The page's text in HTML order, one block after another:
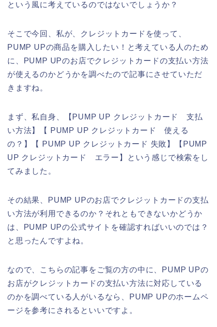
という風に考えているのではないでしょうか？
そこで今回、私が、クレジットカードを使って、
PUMP UPの商品を購入したい！と考えている人のため
に、PUMP UPのお店でクレジットカードの支払い方法
が使えるのかどうかを調べたので記事にさせていただ
きますね。
まず、私自身、【PUMP UP クレジットカード 支払
い方法】【 PUMP UP クレジットカード 使える
の？】【 PUMP UP クレジットカード 失敗】【PUMP
UP クレジットカード エラー】という感じで検索をし
てみました。
その結果、PUMP UPのお店でクレジットカードの支払
い方法が利用できるのか？それともできないかどうか
は、PUMP UPの公式サイトを確認すればいいのでは？
と思ったんですよね。
なので、こちらの記事をご覧の方の中に、PUMP UPの
お店がクレジットカードの支払い方法に対応している
のかを調べている人がいるなら、PUMP UPのホームペ
ージを参考にされるといいですよ。